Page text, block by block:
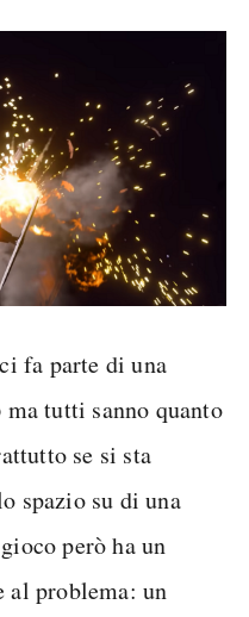
fa parte di una
ma tutti sanno quanto
se si sta
spazio su di una
però ha un
problema: un